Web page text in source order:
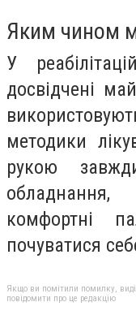
Яким чином
У
досвідчені
методики
рукою
комфортні
почуватися
Якщо ви помітили помилку,
повідомити про це редакцію